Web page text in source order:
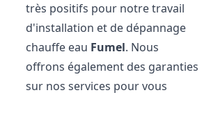
très positifs pour notre travail
d'installation et de dépannage
chauffe eau Fumel. Nous
offrons également des garanties
sur nos services pour vous